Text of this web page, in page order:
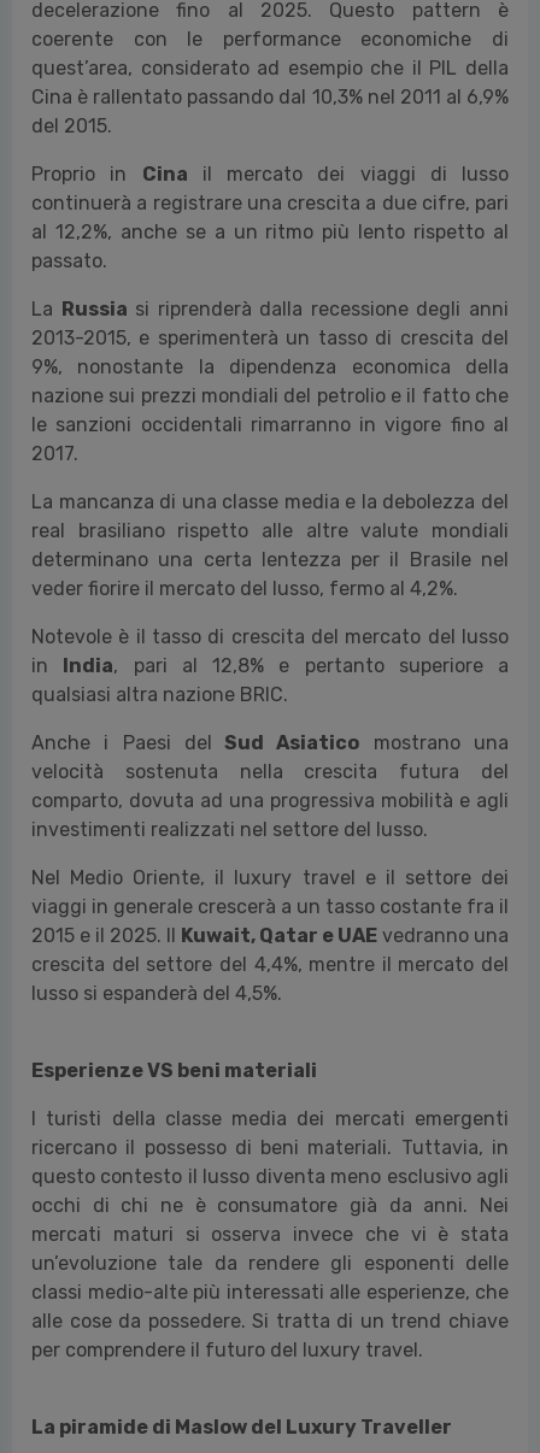
decelerazione fino al 2025. Questo pattern è
coerente con le performance economiche di
quest’area, considerato ad esempio che il PIL della
Cina è rallentato passando dal 10,3% nel 2011 al 6,9%
del 2015.
Proprio in Cina il mercato dei viaggi di lusso
continuerà a registrare una crescita a due cifre, pari
al 12,2%, anche se a un ritmo più lento rispetto al
passato.
La Russia si riprenderà dalla recessione degli anni
2013-2015, e sperimenterà un tasso di crescita del
9%, nonostante la dipendenza economica della
nazione sui prezzi mondiali del petrolio e il fatto che
le sanzioni occidentali rimarranno in vigore fino al
2017.
La mancanza di una classe media e la debolezza del
real brasiliano rispetto alle altre valute mondiali
determinano una certa lentezza per il Brasile nel
veder fiorire il mercato del lusso, fermo al 4,2%.
Notevole è il tasso di crescita del mercato del lusso
in India, pari al 12,8% e pertanto superiore a
qualsiasi altra nazione BRIC.
Anche i Paesi del Sud Asiatico mostrano una
velocità sostenuta nella crescita futura del
comparto, dovuta ad una progressiva mobilità e agli
investimenti realizzati nel settore del lusso.
Nel Medio Oriente, il luxury travel e il settore dei
viaggi in generale crescerà a un tasso costante fra il
2015 e il 2025. Il Kuwait, Qatar e UAE vedranno una
crescita del settore del 4,4%, mentre il mercato del
lusso si espanderà del 4,5%.
Esperienze VS beni materiali
I turisti della classe media dei mercati emergenti
ricercano il possesso di beni materiali. Tuttavia, in
questo contesto il lusso diventa meno esclusivo agli
occhi di chi ne è consumatore già da anni. Nei
mercati maturi si osserva invece che vi è stata
un’evoluzione tale da rendere gli esponenti delle
classi medio-alte più interessati alle esperienze, che
alle cose da possedere. Si tratta di un trend chiave
per comprendere il futuro del luxury travel.
La piramide di Maslow del Luxury Traveller